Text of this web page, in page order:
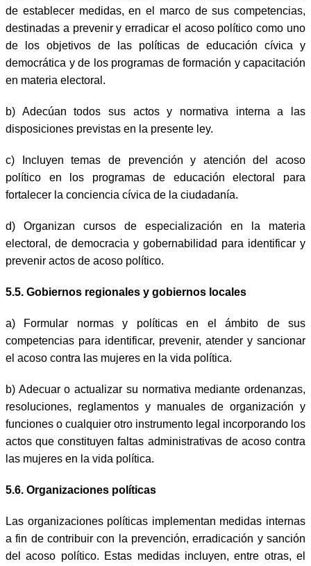
de establecer medidas, en el marco de sus competencias,
destinadas a prevenir y erradicar el acoso político como uno
de los objetivos de las políticas de educación cívica y
democrática y de los programas de formación y capacitación
en materia electoral.
b) Adecúan todos sus actos y normativa interna a las
disposiciones previstas en la presente ley.
c)
Incluyen temas de prevención y atención del acoso
político en los programas de educación electoral para
fortalecer la conciencia cívica de la ciudadanía.
d)
Organizan cursos de especialización en la materia
electoral, de democracia y gobernabilidad para identificar y
prevenir actos de acoso político.
5.5. Gobiernos regionales y gobiernos locales
a) Formular normas y políticas en el ámbito de sus
competencias para identificar, prevenir, atender y sancionar
el acoso contra las mujeres en la vida política.
b) Adecuar o actualizar su normativa mediante ordenanzas,
resoluciones, reglamentos y manuales de organización y
funciones o cualquier otro instrumento legal incorporando los
actos que constituyen faltas administrativas de acoso contra
las mujeres en la vida política.
5.6. Organizaciones políticas
Las organizaciones políticas implementan medidas internas
a fin de contribuir con la prevención, erradicación y sanción
del acoso político. Estas medidas incluyen, entre otras, el